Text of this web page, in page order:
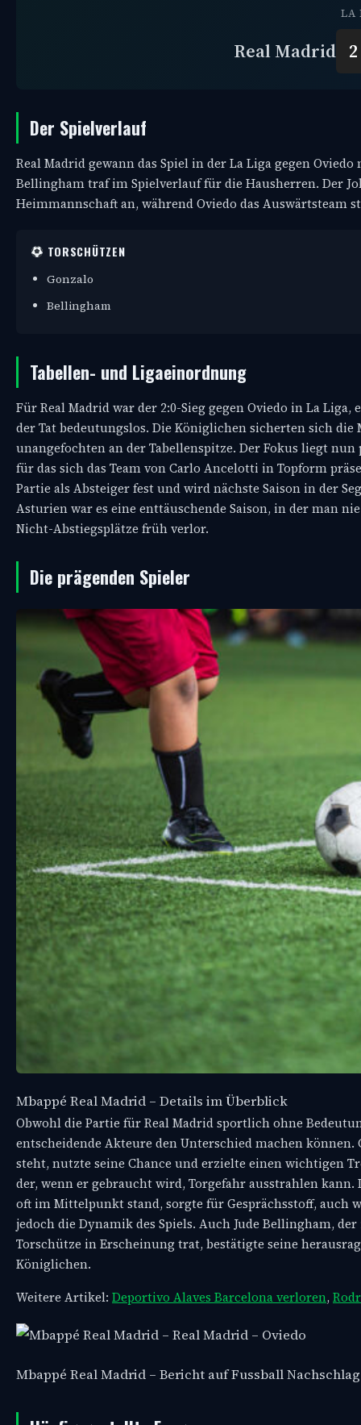
LA
Real Madrid
Der Spielverlauf
Real Madrid gewann das Spiel in der La Liga gegen
Bellingham traf im Spielverlauf für die Hausherren. Der
Heimmannschaft an, während Oviedo das Auswärtsteam
TORSCHÜTZEN
Gonzalo
Bellingham
Tabellen- und Ligaeinordnung
Für Real Madrid war der 2:0-Sieg gegen Oviedo in La
der Tat bedeutungslos. Die Königlichen sicherten sich
unangefochten an der Tabellenspitze. Der Fokus liegt
für das sich das Team von Carlo Ancelotti in Topform
Partie als Absteiger fest und wird nächste Saison in der
Asturien war es eine enttäuschende Saison, in der man
Nicht-Abstiegsplätze früh verlor.
Die prägenden Spieler
Mbappé Real Madrid – Details im Überblick
Obwohl die Partie für Real Madrid sportlich ohne
entscheidende Akteure den Unterschied machen
steht, nutzte seine Chance und erzielte einen wichtigen
der, wenn er gebraucht wird, Torgefahr ausstrahlen
oft im Mittelpunkt stand, sorgte für Gesprächsstoff, auch
jedoch die Dynamik des Spiels. Auch Jude Bellingham,
Torschütze in Erscheinung trat, bestätigte seine
Königlichen.
Weitere Artikel: Deportivo Alaves Barcelona verloren,
Mbappé Real Madrid – Bericht auf Fussball